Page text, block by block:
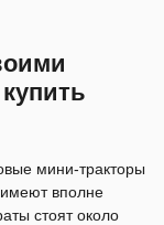
мини-тракторы
имеют вполне
стоят около